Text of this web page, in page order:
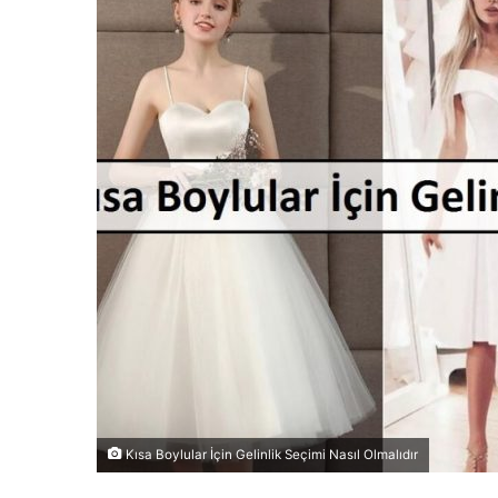
Kısa Boylular İçin Gelinlik Seçimi Nasıl Olmalıdır